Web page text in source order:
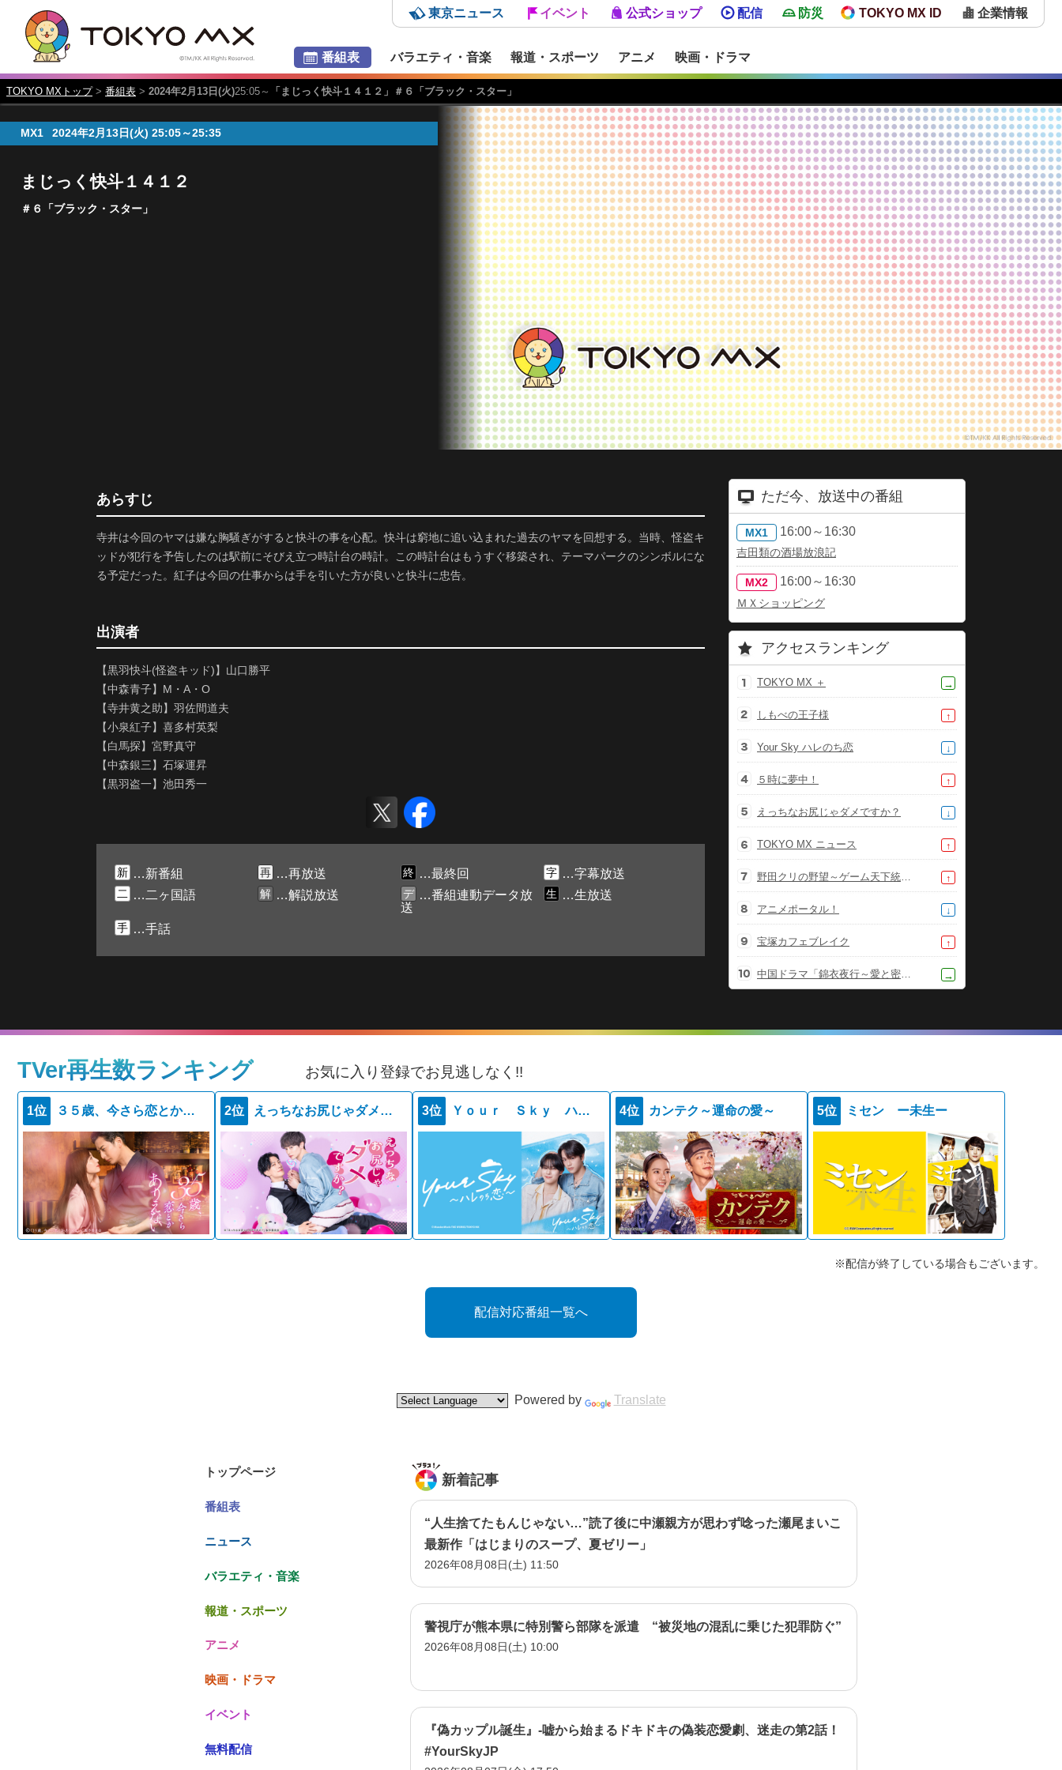
番組表 バラエティ・音楽 報道・スポーツ アニメ 映画・ドラマ
東京ニュース イベント 公式ショップ 配信 防災 TOKYO MX ID 企業情報
TOKYO MXトップ> 番組表 > 2024年2月13日(火)25:05～ 「まじっく快斗１４１２」＃６「ブラック・スター」
MX1 2024年2月13日(火) 25:05～25:35
まじっく快斗１４１２
＃６「ブラック・スター」
あらすじ
寺井は今回のヤマは嫌な胸騒ぎがすると快斗の事を心配。快斗は窮地に追い込まれた過去のヤマを回想する。当時、怪盗キ
ッドが犯行を予告したのは駅前にそびえ立つ時計台の時計。この時計台はもうすぐ移築され、テーマパークのシンボルにな
る予定だった。紅子は今回の仕事からは手を引いた方が良いと快斗に忠告。
出演者
【黒羽快斗(怪盗キッド)】山口勝平
【中森青子】M・A・O
【寺井黄之助】羽佐間道夫
【小泉紅子】喜多村英梨
【白馬探】宮野真守
【中森銀三】石塚運昇
【黒羽盗一】池田秀一
新 …新番組 再 …再放送 終 …最終回 字 …字幕放送
二 …二ヶ国語 解 …解説放送 デ …番組連動データ放
送
生 …生放送
手 …手話
ただ今、放送中の番組
MX1 16:00～16:30
吉田類の酒場放浪記
MX2 16:00～16:30
ＭＸショッピング
アクセスランキング
TOKYO MX ＋ →
しもべの王子様 ↑
Your Sky ハレのち恋 ↓
５時に夢中！ ↑
えっちなお尻じゃダメですか？ ↓
TOKYO MX ニュース ↑
野田クリの野望～ゲーム天下統一への道～ ↑
アニメポータル！ ↓
宝塚カフェブレイク ↑
中国ドラマ「錦衣夜行～愛と密命～」 →
TVer再生数ランキング お気に入り登録でお見逃しなく!!
1位 ３５歳、今さら恋とかありえない 2位 えっちなお尻じゃダメですか？ 3位 Ｙｏｕｒ Ｓｋｙ ハレのち恋 4位 カンテク～運命の愛～ 5位 ミセン ー未生ー
※配信が終了している場合もございます。
配信対応番組一覧へ
Powered by Translate
トップページ
番組表
ニュース
バラエティ・音楽
報道・スポーツ
アニメ
映画・ドラマ
イベント
無料配信
新着記事
“人生捨てたもんじゃない…”読了後に中瀬親方が思わず唸った瀬尾まいこ
最新作「はじまりのスープ、夏ゼリー」
2026年08月08日(土) 11:50
警視庁が熊本県に特別警ら部隊を派遣 “被災地の混乱に乗じた犯罪防ぐ”
2026年08月08日(土) 10:00
『偽カップル誕生』-嘘から始まるドキドキの偽装恋愛劇、迷走の第2話！
#YourSkyJP